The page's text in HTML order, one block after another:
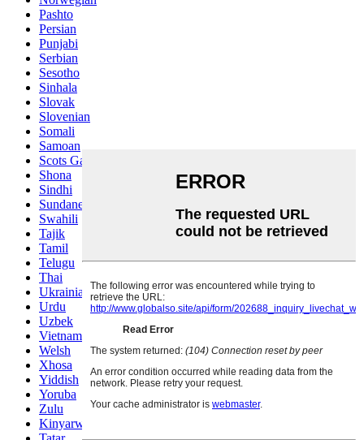
Pashto
Persian
Punjabi
Serbian
Sesotho
Sinhala
Slovak
Slovenian
Somali
Samoan
Scots Gaelic
Shona
Sindhi
Sundanese
Swahili
Tajik
Tamil
Telugu
Thai
Ukrainian
Urdu
Uzbek
Vietnamese
Welsh
Xhosa
Yiddish
Yoruba
Zulu
Kinyarwanda